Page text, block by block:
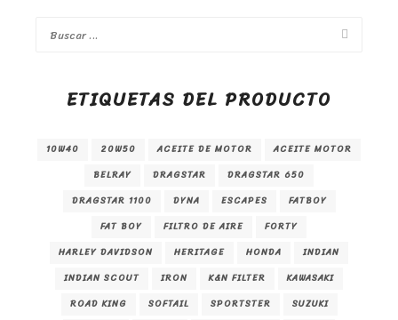
ETIQUETAS DEL PRODUCTO
10W40 20W50 ACEITE DE MOTOR
ACEITE MOTOR
BELRAY
DRAGSTAR
DRAGSTAR 650
DRAGSTAR 1100
DYNA ESCAPES
FATBOY
FAT BOY
FILTRO DE AIRE
FORTY
HARLEY DAVIDSON
HERITAGE HONDA
INDIAN
INDIAN SCOUT
IRON K&N FILTER
KAWASAKI
ROAD KING
SOFTAIL SPORTSTER
SUZUKI